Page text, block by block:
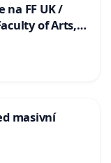
FF UK /
of Arts,
masivní